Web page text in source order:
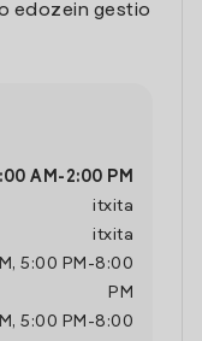
edozein gestio
AM - 2:00 PM
itxita
itxita
, 5:00 PM -8:00
PM
, 5:00 PM -8:00